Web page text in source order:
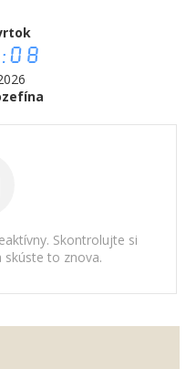
Skontrolujte si
skúste to znova.